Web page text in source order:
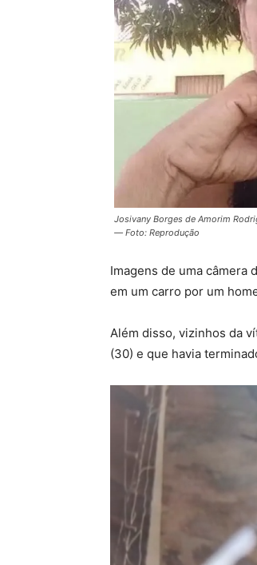
Josivany Borges de Amorim
— Foto: Reprodução
Imagens de uma câmera
em um carro por um
Além disso, vizinhos da
(30) e que havia